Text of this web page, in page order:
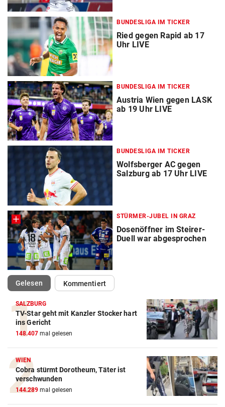
BUNDESLIGA IM TICKER
Ried gegen Rapid ab 17
Uhr LIVE
BUNDESLIGA IM TICKER
Austria Wien gegen LASK
ab 19 Uhr LIVE
BUNDESLIGA IM TICKER
Wolfsberger AC gegen
Salzburg ab 17 Uhr LIVE
STÜRMER-JUBEL IN GRAZ
Dosenöffner im Steirer-
Duell war abgesprochen
Gelesen(ausgewählt)Kommentiert
SALZBURG
TV-Star geht mit Kanzler Stocker hart
ins Gericht
148.407 mal gelesen
WIEN
Cobra stürmt Dorotheum, Täter ist
verschwunden
144.289 mal gelesen